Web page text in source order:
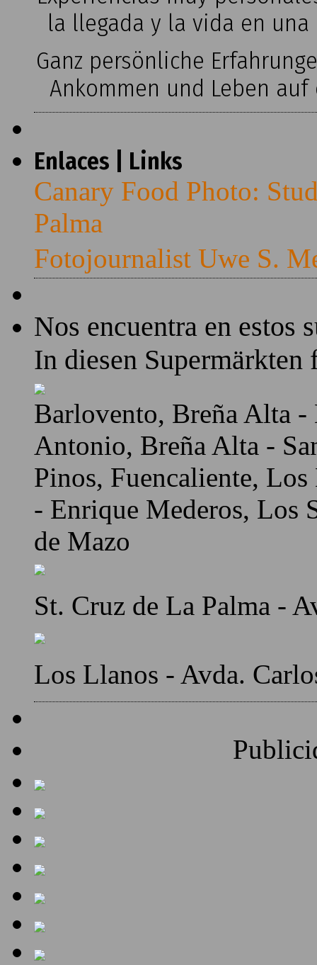
la llegada y la vida en
Ganz persönliche
Ankommen und Leben
Enlaces | Links
Canary Food Photo:
Palma
Fotojournalist Uwe S.
Nos encuentra en estos
In diesen Supermärkten
Barlovento, Breña Alta
Antonio, Breña Alta -
Pinos, Fuencaliente,
- Enrique Mederos, Los
de Mazo
St. Cruz de La Palma -
Los Llanos - Avda.